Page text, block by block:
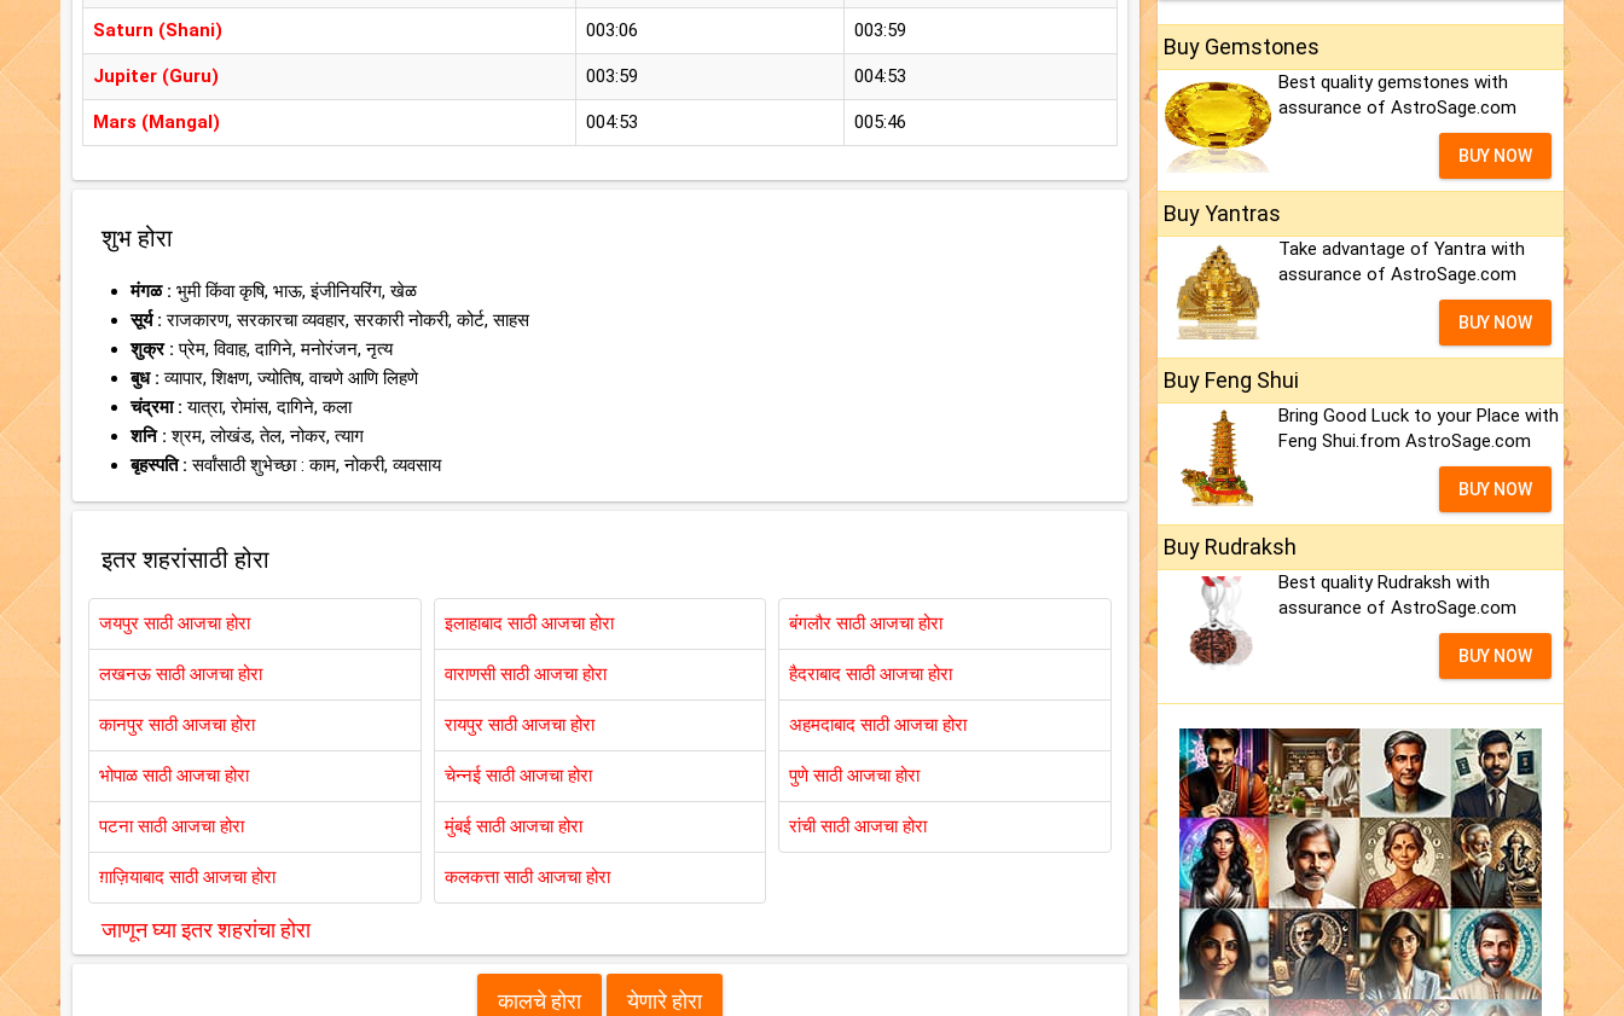
Saturn (Shani) 003:06 003:59
Jupiter (Guru) 003:59 004:53
Mars (Mangal) 004:53 005:46
शुभ होरा
मंगळ : भुमी किंवा कृषि, भाऊ, इंजीनियरिंग, खेळ
सूर्य : राजकारण, सरकारचा व्यवहार, सरकारी नोकरी, कोर्ट, साहस
शुक्र : प्रेम, विवाह, दागिने, मनोरंजन, नृत्य
बुध : व्यापार, शिक्षण, ज्योतिष, वाचणे आणि लिहणे
चंद्रमा : यात्रा, रोमांस, दागिने, कला
शनि : श्रम, लोखंड, तेल, नोकर, त्याग
बृहस्पति : सर्वांसाठी शुभेच्छा : काम, नोकरी, व्यवसाय
इतर शहरांसाठी होरा
जयपुर साठी आजचा होरा
लखनऊ साठी आजचा होरा
कानपुर साठी आजचा होरा
भोपाळ साठी आजचा होरा
पटना साठी आजचा होरा
ग़ाज़ियाबाद साठी आजचा होरा
इलाहाबाद साठी आजचा होरा
वाराणसी साठी आजचा होरा
रायपुर साठी आजचा होरा
चेन्नई साठी आजचा होरा
मुंबई साठी आजचा होरा
कलकत्ता साठी आजचा होरा
बंगलौर साठी आजचा होरा
हैदराबाद साठी आजचा होरा
अहमदाबाद साठी आजचा होरा
पुणे साठी आजचा होरा
रांची साठी आजचा होरा
जाणून घ्या इतर शहरांचा होरा
कालचे होरा येणारे होरा
Buy Gemstones
Best quality gemstones with
assurance of AstroSage.com
BUY NOW
Buy Yantras
Take advantage of Yantra with
assurance of AstroSage.com
BUY NOW
Buy Feng Shui
Bring Good Luck to your Place with
Feng Shui.from AstroSage.com
BUY NOW
Buy Rudraksh
Best quality Rudraksh with
assurance of AstroSage.com
BUY NOW